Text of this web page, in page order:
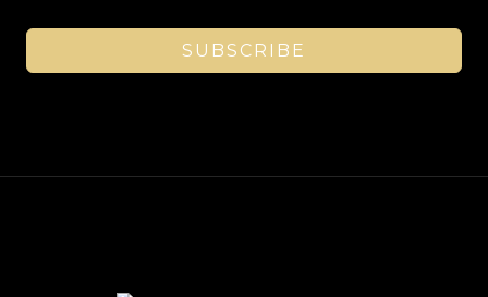
SUBSCRIBE